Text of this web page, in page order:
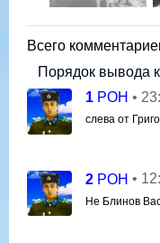
Всего
Порядок вывода
1 РОН •
слева от
2 РОН •
Не Блинов